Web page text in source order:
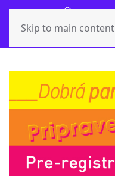
Skip to main content